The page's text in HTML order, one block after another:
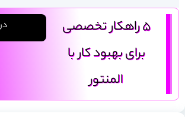
5 راهکار تخصصی
برای بهبود کار با
المنتور